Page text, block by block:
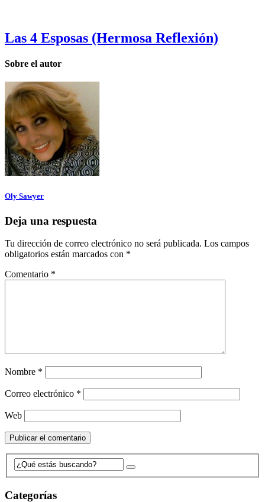
Las 4 Esposas (Hermosa Reflexión)
Sobre el autor
Oly Sawyer
Deja una respuesta
Tu dirección de correo electrónico no será publicada. Los campos
obligatorios están marcados con *
Comentario *
Nombre *
Correo electrónico *
Web
Categorías